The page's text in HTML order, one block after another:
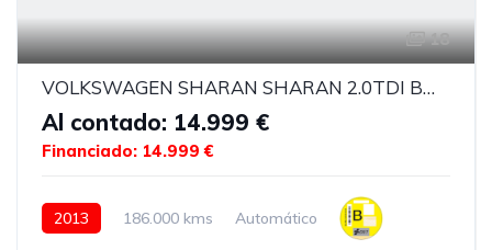
18
VOLKSWAGEN SHARAN SHARAN 2.0TDI BMT
Al contado: 14.999 €
Financiado: 14.999 €
2013 186.000 kms Automático